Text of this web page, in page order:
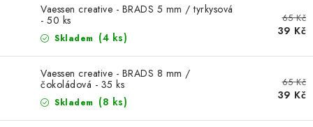
MOJE OBJEDNÁVKA
ZNAČKY
Doprava Kontakty Moje objednávka
Hodnocení obchodu
Obchodní podmínky
Vaessen creative - BRADS 5 mm / tyrkysová
- 50 ks
Skladem (4 ks)
65 Kč
39 Kč
Vaessen creative - BRADS 8 mm /
čokoládová - 35 ks
Skladem (8 ks)
65 Kč
39 Kč